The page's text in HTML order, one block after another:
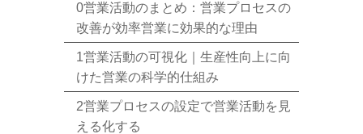
0営業活動のまとめ：営業プロセスの
改善が効率営業に効果的な理由
1営業活動の可視化｜生産性向上に向
けた営業の科学的仕組み
2営業プロセスの設定で営業活動を見
える化する